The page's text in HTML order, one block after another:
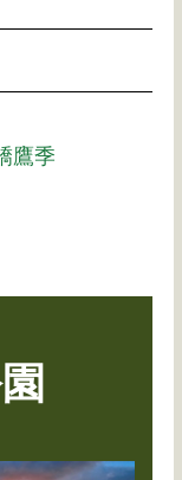
鷹季